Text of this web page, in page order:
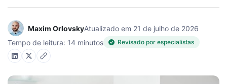
Maxim OrlovskyAtualizado em 21 de julho de 2026
Tempo de leitura: 14 minutos
Revisado por especialistas